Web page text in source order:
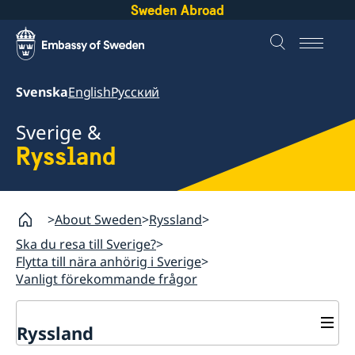
Sweden Abroad
SvenskaEnglishРусский
Sverige &
Ryssland
About Sweden Ryssland
Ska du resa till Sverige?
Flytta till nära anhörig i Sverige
Vanligt förekommande frågor
Ryssland